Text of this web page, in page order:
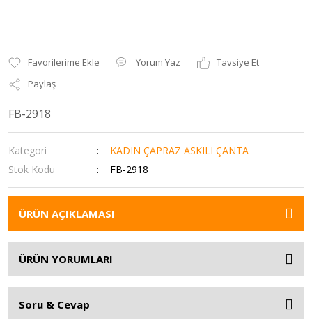
Yorum Yaz
Tavsiye Et
Paylaş
FB-2918
Kategori
KADIN ÇAPRAZ ASKILI ÇANTA
Stok Kodu
FB-2918
ÜRÜN AÇIKLAMASI
ÜRÜN YORUMLARI
Soru & Cevap